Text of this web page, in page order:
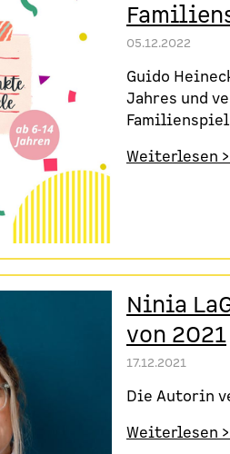
05.12.2022
Guido
Jahres und
Weiterlesen
Ninia
von 2021
17.12.2021
Die Autorin
Weiterlesen